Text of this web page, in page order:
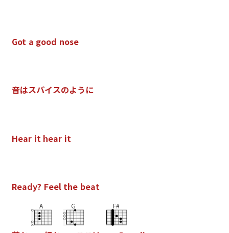
Got a good nose
音はスパイスのよう に
Hear it hear it
Ready? Feel the beat
A G F#